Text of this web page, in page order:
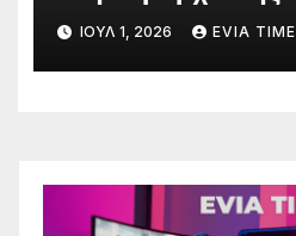
ΙΟΎΛ 1, 2026 EVIA TIME